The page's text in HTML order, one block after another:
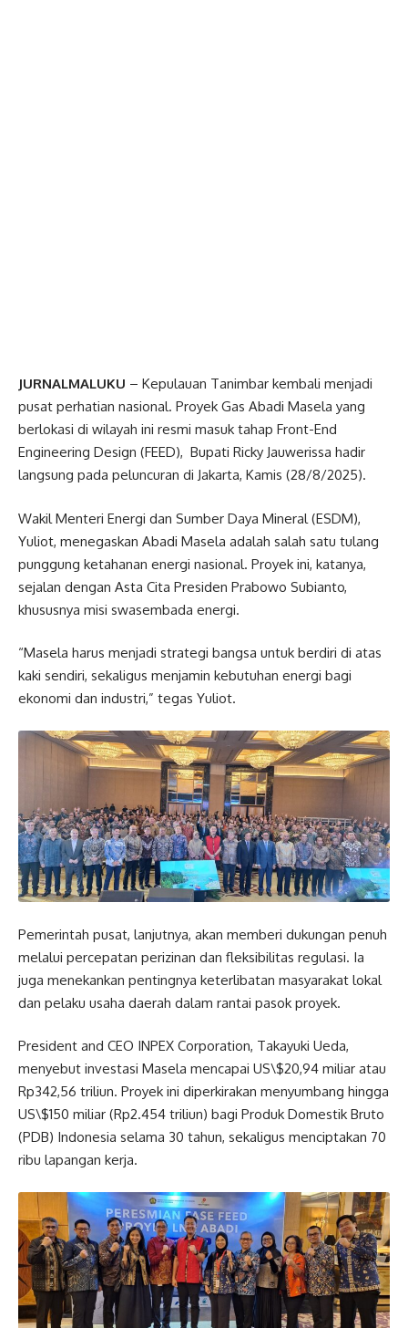
JURNALMALUKU – Kepulauan Tanimbar kembali menjadi
pusat perhatian nasional. Proyek Gas Abadi Masela yang
berlokasi di wilayah ini resmi masuk tahap Front-End
Engineering Design (FEED), Bupati Ricky Jauwerissa hadir
langsung pada peluncuran di Jakarta, Kamis (28/8/2025).
Wakil Menteri Energi dan Sumber Daya Mineral (ESDM),
Yuliot, menegaskan Abadi Masela adalah salah satu tulang
punggung ketahanan energi nasional. Proyek ini, katanya,
sejalan dengan Asta Cita Presiden Prabowo Subianto,
khususnya misi swasembada energi.
“Masela harus menjadi strategi bangsa untuk berdiri di atas
kaki sendiri, sekaligus menjamin kebutuhan energi bagi
ekonomi dan industri,” tegas Yuliot.
Pemerintah pusat, lanjutnya, akan memberi dukungan penuh
melalui percepatan perizinan dan fleksibilitas regulasi. Ia
juga menekankan pentingnya keterlibatan masyarakat lokal
dan pelaku usaha daerah dalam rantai pasok proyek.
President and CEO INPEX Corporation, Takayuki Ueda,
menyebut investasi Masela mencapai US\$20,94 miliar atau
Rp342,56 triliun. Proyek ini diperkirakan menyumbang hingga
US\$150 miliar (Rp2.454 triliun) bagi Produk Domestik Bruto
(PDB) Indonesia selama 30 tahun, sekaligus menciptakan 70
ribu lapangan kerja.